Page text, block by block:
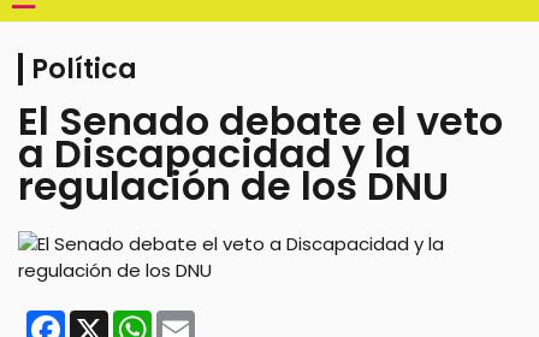
Política
El Senado debate el veto
a Discapacidad y la
regulación de los DNU
Facebook
X WhatsApp
Email